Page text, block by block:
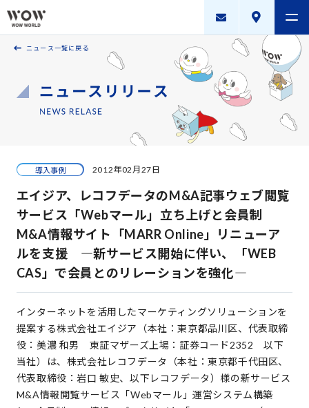
会社案内
採用案内
WOW WORLD GROUP
お問い合わせ ｜ 個人情報保護方針｜情報セキュリティ方針 ｜
新規お取引に関する留意事項 ｜ サイトマップ
ニュース一覧に戻る
導入事例 2012年02月27日
エイジア、レコフデータのM&A記事ウェブ閲覧
サービス「Webマール」立ち上げと会員制
M&A情報サイト「MARR Online」リニューア
ルを支援 ―新サービス開始に伴い、「WEB
CAS」で会員とのリレーションを強化―
インターネットを活用したマーケティングソリューションを
提案する株式会社エイジア（本社：東京都品川区、代表取締
役：美濃 和男 東証マザーズ上場：証券コード2352 以下
当社）は、株式会社レコフデータ（本社：東京都千代田区、
代表取締役：岩口 敏史、以下レコフデータ）様の新サービス
M&A情報閲覧サービス「Webマール」運営システム構築